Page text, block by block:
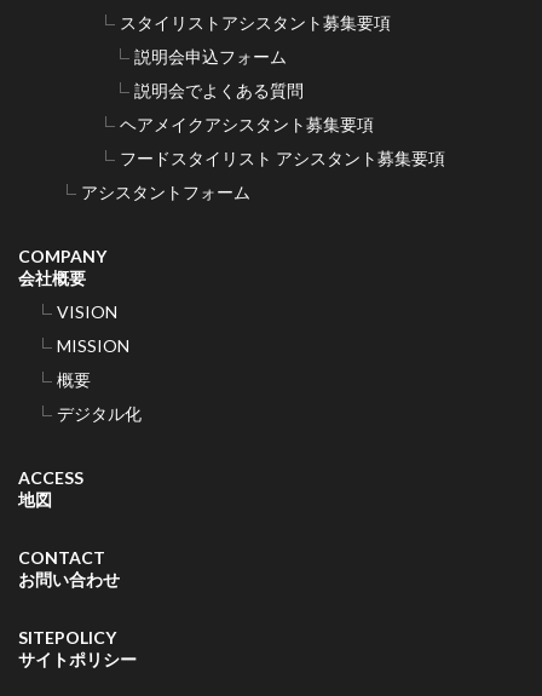
スタイリストアシスタント募集要項
説明会申込フォーム
説明会でよくある質問
ヘアメイクアシスタント募集要項
フードスタイリスト アシスタント募集要項
アシスタントフォーム
COMPANY
会社概要
VISION
MISSION
概要
デジタル化
ACCESS
地図
CONTACT
お問い合わせ
SITEPOLICY
サイトポリシー